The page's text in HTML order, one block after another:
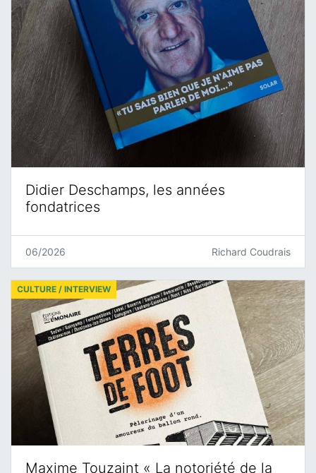
Didier Deschamps, les années
fondatrices
06/2026 Richard Coudrais
Maxime Touzaint « La notoriété de la
CULTURE / INTERVIEW